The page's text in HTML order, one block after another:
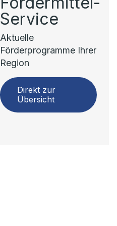
Service
Aktuelle
Förderprogramme Ihrer
Region
Direkt zur
Übersicht